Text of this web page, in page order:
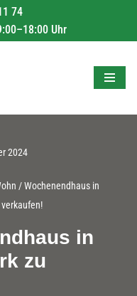
74
Uhr
2024
/ Wochenendhaus in
in
zu